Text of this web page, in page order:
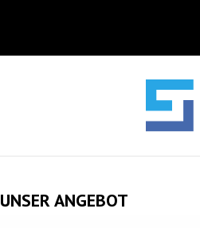
UNSER ANGEBOT